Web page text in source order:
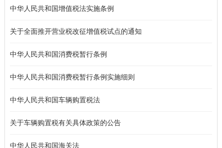
中华人民共和国增值税法实施条例
关于全面推开营业税改征增值税试点的通知
中华人民共和国消费税暂行条例
中华人民共和国消费税暂行条例实施细则
中华人民共和国车辆购置税法
关于车辆购置税有关具体政策的公告
中华人民共和国海关法